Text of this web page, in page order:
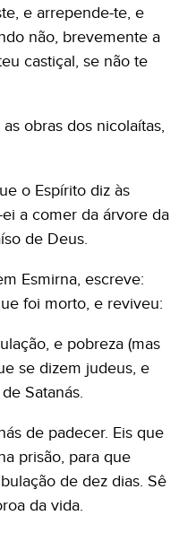
e arrepende-te, e
não, brevemente a
castiçal, se não te
obras dos nicolaítas,
o Espírito diz às
a comer da árvore da
de Deus.
Esmirna, escreve:
foi morto, e reviveu:
e pobreza (mas
se dizem judeus, e
Satanás.
de padecer. Eis que
prisão, para que
de dez dias. Sê
da vida.